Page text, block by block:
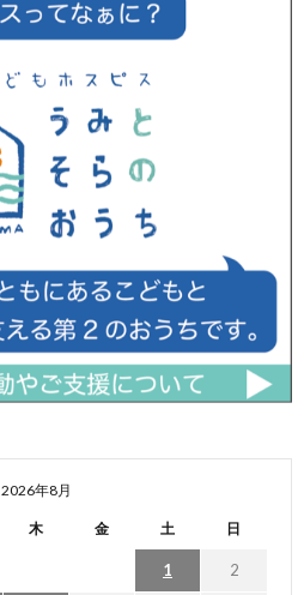
2026年8月
木 金 土 日
1 2